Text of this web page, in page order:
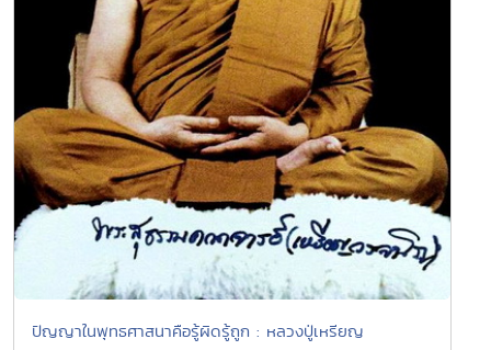
ปัญญาในพุทธศาสนาคือรู้ผิดรู้ถูก : หลวงปู่เหรียญ